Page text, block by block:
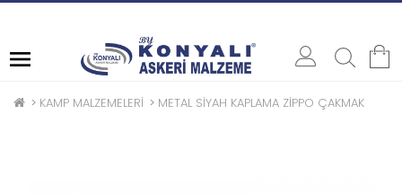
KAMP MALZEMELERİ METAL SİYAH KAPLAMA ZİPPO ÇAKMAK